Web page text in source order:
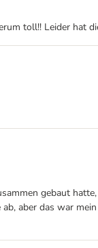
toll!! Leider hat
gebaut
aber das war